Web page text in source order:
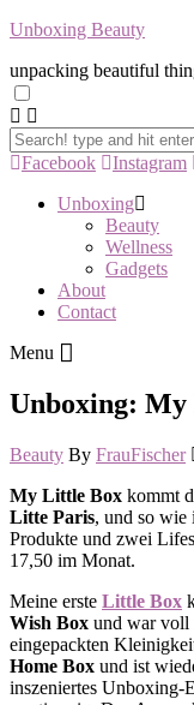
Unboxing Beauty
unpacking beautiful
Facebook Instagram
Unboxing
Beauty
Wellness
Gadgets
About
Contact
Menu
Unboxing:
Beauty By FrauFischer
My Little Box kommt
Litte Paris, und so wie
Produkte und zwei
17,50 im Monat.
Meine erste Little Box
Wish Box und war voll
eingepackten
Home Box und ist
inszeniertes Unboxing-